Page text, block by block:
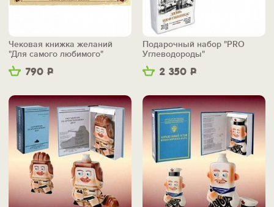
790 Р
Чековая книжка желаний
"Для самого любимого"
2 350 Р
Подарочный набор "PRO
Углеводороды"